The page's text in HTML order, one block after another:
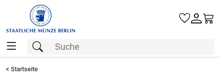
Gold
< Startseite